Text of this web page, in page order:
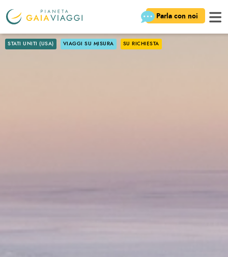
Parla con noi
STATI UNITI (USA) VIAGGI SU MISURA SU RICHIESTA